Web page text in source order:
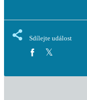
Sdílejte událost